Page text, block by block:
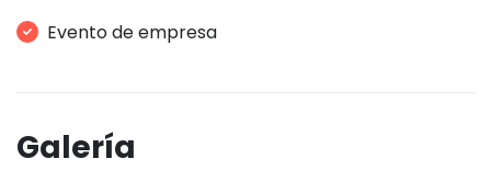
Evento de empresa
Galería